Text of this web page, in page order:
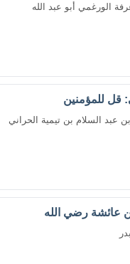
الورغمي أبو عبد الله
قل للمؤمنين
عبد السلام بن تيمية الحراني
عائشة رضي الله